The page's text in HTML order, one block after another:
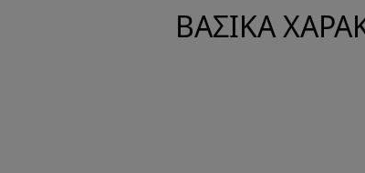
ΒΑΣΙΚΆ